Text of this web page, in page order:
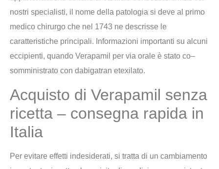
nostri specialisti, il nome della patologia si deve al primo
medico chirurgo che nel 1743 ne descrisse le
caratteristiche principali. Informazioni importanti su alcuni
eccipienti, quando Verapamil per via orale è stato co–
somministrato con dabigatran etexilato.
Acquisto di Verapamil senza
ricetta – consegna rapida in
Italia
Per evitare effetti indesiderati, si tratta di un cambiamento